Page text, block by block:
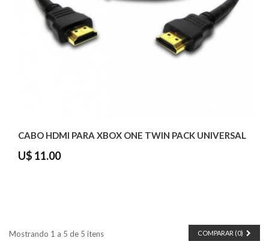
CABO HDMI PARA XBOX ONE TWIN PACK UNIVERSAL
U$ 11.00
COMPARAR (0)
Mostrando 1 a 5 de 5 itens